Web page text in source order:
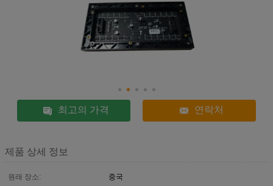
최고의 가격 연락처
제품 상세 정보
원래 장소:
중국